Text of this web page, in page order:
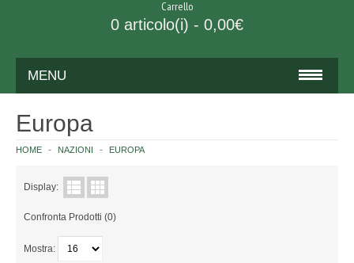
Carrello
0 articolo(i) - 0,00€
MENU
ITALIA ED UNIONE EUROPEA
ISTITUZIONI ITALIANE
NAZIONI
EUROPA
Europa
HOME NAZIONI EUROPA
Display:
Confronta Prodotti (0)
Mostra: